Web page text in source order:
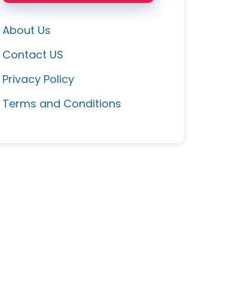
About Us
Contact US
Privacy Policy
Terms and Conditions